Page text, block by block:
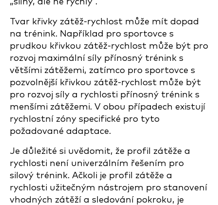
Tvar křivky zátěž-rychlost může mít dopad
na trénink. Například pro sportovce s
prudkou křivkou zátěž-rychlost může být pro
rozvoj maximální síly přínosný trénink s
většími zátěžemi, zatímco pro sportovce s
pozvolnější křivkou zátěž-rychlost může být
pro rozvoj síly a rychlosti přínosný trénink s
menšími zátěžemi. V obou případech existují
rychlostní zóny specifické pro tyto
požadované adaptace.
Je důležité si uvědomit, že profil zátěže a
rychlosti není univerzálním řešením pro
silový trénink. Ačkoli je profil zátěže a
rychlosti užitečným nástrojem pro stanovení
vhodných zátěží a sledování pokroku, je